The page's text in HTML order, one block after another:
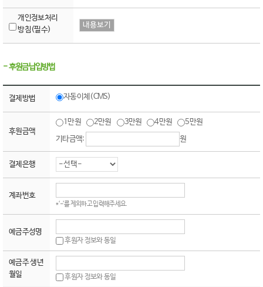
개인정보처리
방침(필수)
-후원금납입방법
결제방법 자동이체(CMS)
후원금액
1만원 2만원 3만원 4만원
5만원
기타금액:
원
결제은행
계좌번호
*‘-’를 제외하고 입력해주세요.
예금주성명
후원자 정보와 동일
예금주 생년
월일
후원자 정보와 동일